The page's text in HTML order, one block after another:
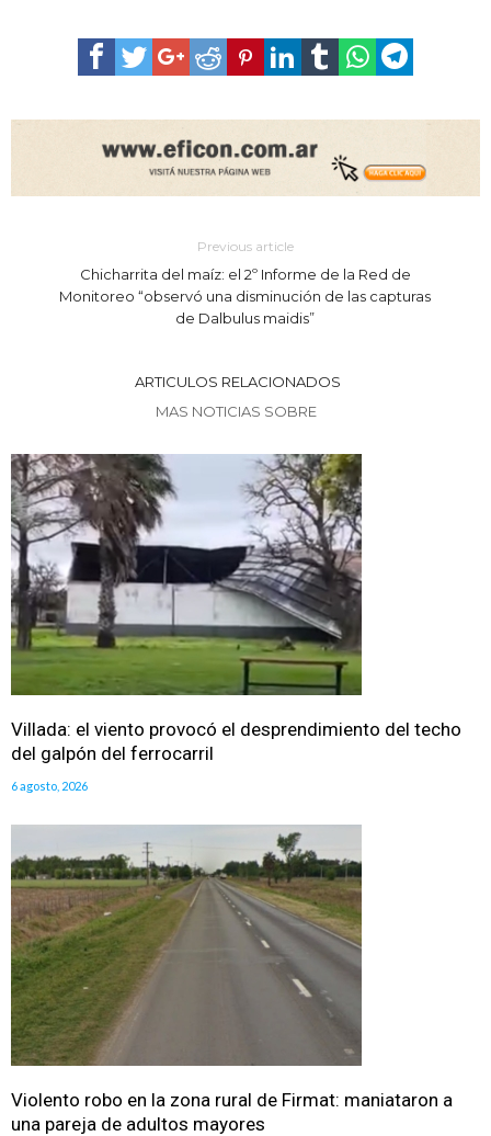
Previous article
Chicharrita del maíz: el 2º Informe de la Red de
Monitoreo “observó una disminución de las capturas
de Dalbulus maidis”
ARTICULOS RELACIONADOS
MAS NOTICIAS SOBRE
Villada: el viento provocó el desprendimiento del techo
del galpón del ferrocarril
6 agosto, 2026
Violento robo en la zona rural de Firmat: maniataron a
una pareja de adultos mayores